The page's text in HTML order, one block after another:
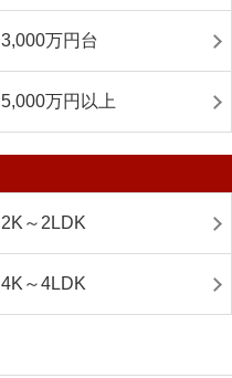
3,000万円台
5,000万円以上
2K～2LDK
4K～4LDK